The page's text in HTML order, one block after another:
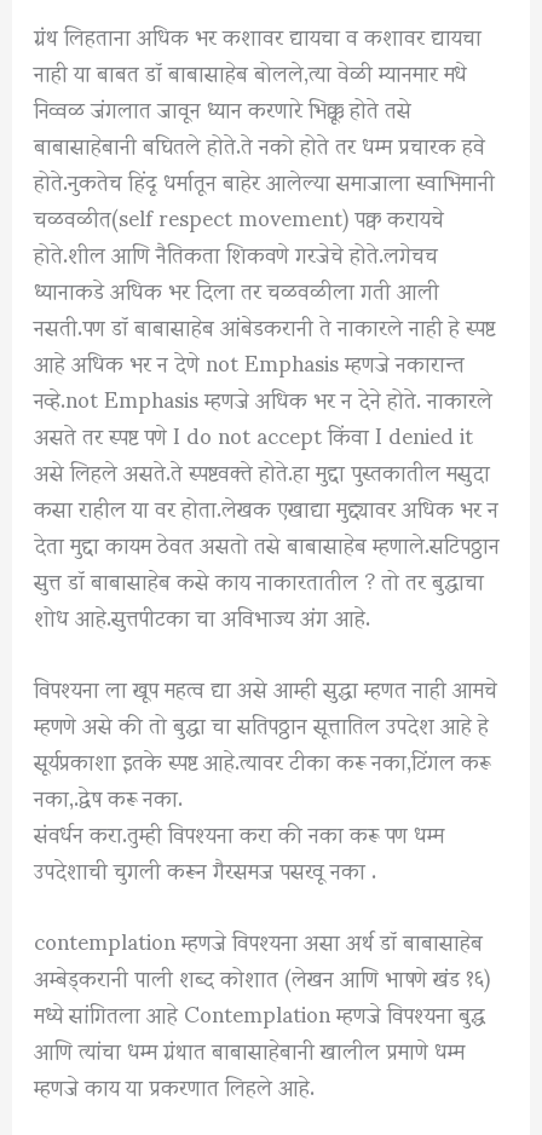
ग्रंथ लिहताना अधिक भर कशावर द्यायचा व कशावर द्यायचा
नाही या बाबत डॉ बाबासाहेब बोलले,त्या वेळी म्यानमार मधे
निव्वळ जंगलात जावून ध्यान करणारे भिक्कू होते तसे
बाबासाहेबानी बघितले होते.ते नको होते तर धम्म प्रचारक हवे
होते.नुकतेच हिंदू धर्मातून बाहेर आलेल्या समाजाला स्वाभिमानी
चळवळीत(self respect movement) पक्व करायचे
होते.शील आणि नैतिकता शिकवणे गरजेचे होते.लगेचच
ध्यानाकडे अधिक भर दिला तर चळवळीला गती आली
नसती.पण डॉ बाबासाहेब आंबेडकरानी ते नाकारले नाही हे स्पष्ट
आहे अधिक भर न देणे not Emphasis म्हणजे नकारान्त
नव्हे.not Emphasis म्हणजे अधिक भर न देने होते. नाकारले
असते तर स्पष्ट पणे I do not accept किंवा I denied it
असे लिहले असते.ते स्पष्टवक्ते होते.हा मुद्दा पुस्तकातील मसुदा
कसा राहील या वर होता.लेखक एखाद्या मुद्द्यावर अधिक भर न
देता मुद्दा कायम ठेवत असतो तसे बाबासाहेब म्हणाले.सटिपठ्ठान
सुत्त डॉ बाबासाहेब कसे काय नाकारतातील ? तो तर बुद्धाचा
शोध आहे.सुत्तपीटका चा अविभाज्य अंग आहे.
विपश्यना ला खूप महत्व द्या असे आम्ही सुद्धा म्हणत नाही आमचे
म्हणणे असे की तो बुद्धा चा सतिपठ्ठान सूत्तातिल उपदेश आहे हे
सूर्यप्रकाशा इतके स्पष्ट आहे.त्यावर टीका करू नका,टिंगल करू
नका,.द्वेष करू नका.
संवर्धन करा.तुम्ही विपश्यना करा की नका करू पण धम्म
उपदेशाची चुगली करून गैरसमज पसरवू नका .
contemplation म्हणजे विपश्यना असा अर्थ डॉ बाबासाहेब
अम्बेड्करानी पाली शब्द कोशात (लेखन आणि भाषणे खंड १६)
मध्ये सांगितला आहे Contemplation म्हणजे विपश्यना बुद्ध
आणि त्यांचा धम्म ग्रंथात बाबासाहेबानी खालील प्रमाणे धम्म
म्हणजे काय या प्रकरणात लिहले आहे.